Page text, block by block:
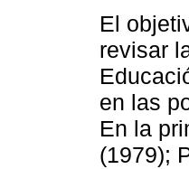
El
revisar
en las
En la
(1979);